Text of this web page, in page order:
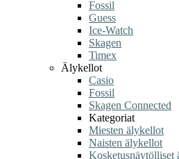
Fossil
Guess
Ice-Watch
Skagen
Timex
Älykellot
Casio
Fossil
Skagen Connected
Kategoriat
Miesten älykellot
Naisten älykellot
Kosketusnäytölliset